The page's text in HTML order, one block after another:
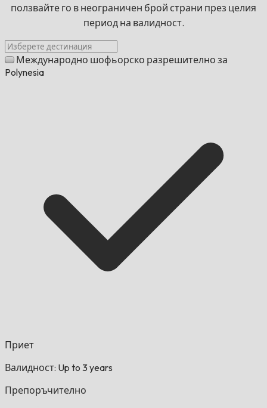
ползвайте го в неограничен брой страни през целия
период на валидност.
Международно шофьорско разрешително за
Polynesia
Приет
Валидност: Up to 3 years
Препоръчително